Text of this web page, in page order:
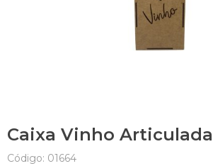
Caixa Vinho
Código: 01664